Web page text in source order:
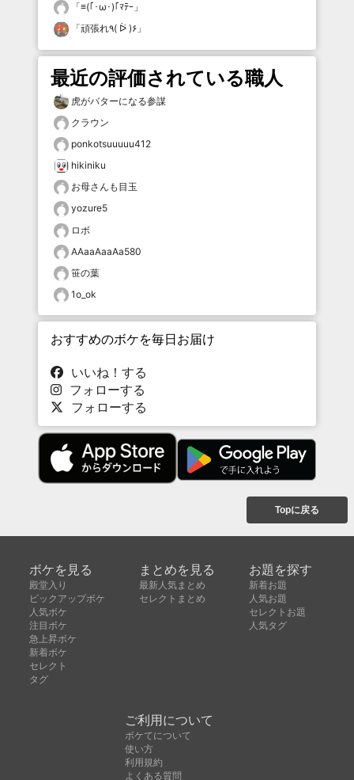
「≡(｢･ω･)｢ﾏﾃｰ 」
「
頑張れ٩( ᐖ )۶ 」
最近の評価されている職人
虎がバターになる参謀
クラウン
ponkotsuuuuu412
hikiniku
お母さんも目玉
yozure5
ロボ
AAaaAaaAa580
笹の葉
1o_ok
おすすめのボケを毎日お届け
いいね！する
フォローする
フォローする
Topに戻る
ボケを見る
殿堂入り
ピックアップボケ
人気ボケ
注目ボケ
急上昇ボケ
新着ボケ
セレクト
タグ
まとめを見る
最新人気まとめ
セレクトまとめ
お題を探す
新着お題
人気お題
セレクトお題
人気タグ
ご利用について
ボケてについて
使い方
利用規約
よくある質問